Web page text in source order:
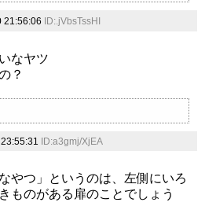
21:56:06 ID:.jVbsTssHI
なヤツ
？
ID:a3gmj/XjEA
やつ」というのは、左側にいろ
ものがある扉のことでしょう